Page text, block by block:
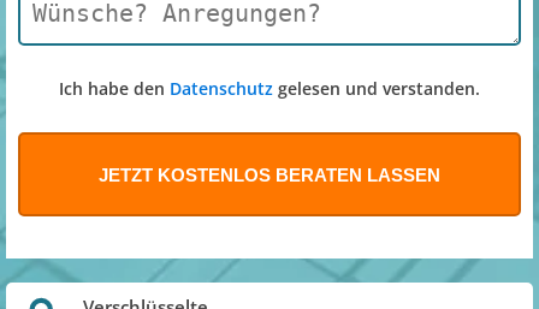
Ich habe den Datenschutz gelesen und verstanden.